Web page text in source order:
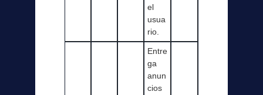
el
usua
rio.
Entre
ga
anun
cios